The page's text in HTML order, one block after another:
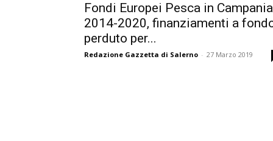
Fondi Europei Pesca in Campania
2014-2020, finanziamenti a
perduto per...
Redazione Gazzetta di Salerno - 27 Marzo 2019